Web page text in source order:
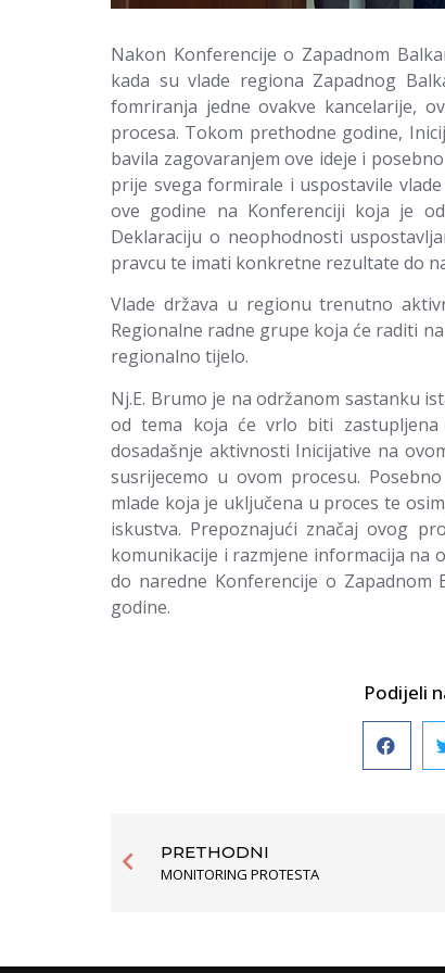
Nakon Konferencije o Zapadnom
kada su vlade regiona Zapadnog
fomriranja jedne ovakve kancelarije,
procesa. Tokom prethodne godine,
bavila zagovaranjem ove ideje i
prije svega formirale i uspostavile
ove godine na Konferenciji koja je
Deklaraciju o neophodnosti
pravcu te imati konkretne rezultate do
Vlade država u regionu trenutno
Regionalne radne grupe koja će raditi
regionalno tijelo.
Nj.E. Brumo je na održanom sastanku
od tema koja će vrlo biti zastupljena
dosadašnje aktivnosti Inicijative na
susrijecemo u ovom procesu.
mlade koja je uključena u proces te
iskustva. Prepoznajući značaj ovog
komunikacije i razmjene informacija na
do naredne Konferencije o
godine.
Podijeli
PRETHODNI
MONITORING PROTESTA